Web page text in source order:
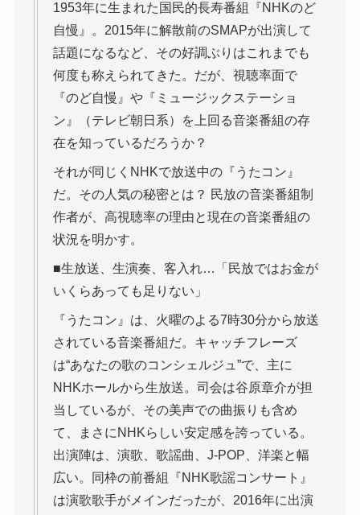
1953年に生まれた国民的長寿番組『NHKのど
自慢』。2015年に解散前のSMAPが出演して
話題になるなど、その好調ぶりはこれまでも
何度も称えられてきた。だが、視聴率面で
『のど自慢』や『ミュージックステーショ
ン』（テレビ朝日系）を上回る音楽番組の存
在を知っているだろうか？
それが同じくNHKで放送中の『うたコン』
だ。その人気の秘密とは？ 民放の音楽番組制
作者が、高視聴率の理由と現在の音楽番組の
状況を明かす。
■生放送、生演奏、客入れ…「民放ではお金が
いくらあっても足りない」
『うたコン』は、火曜のよる7時30分から放送
されている音楽番組だ。キャッチフレーズ
は“あなたの歌のコンシェルジュ”で、主に
NHKホールから生放送。司会は谷原章介が担
当しているが、その美声での曲振りも含め
て、まさにNHKらしい安定感を誇っている。
出演陣は、演歌、歌謡曲、J-POP、洋楽と幅
広い。同枠の前番組『NHK歌謡コンサート』
は演歌歌手がメインだったが、2016年に出演